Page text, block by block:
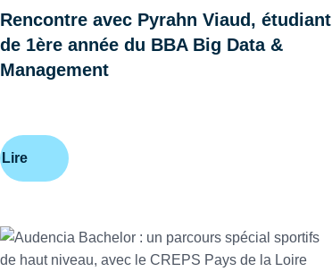
Rencontre avec Pyrahn Viaud, étudiant
de 1ère année du BBA Big Data &
Management
Lire